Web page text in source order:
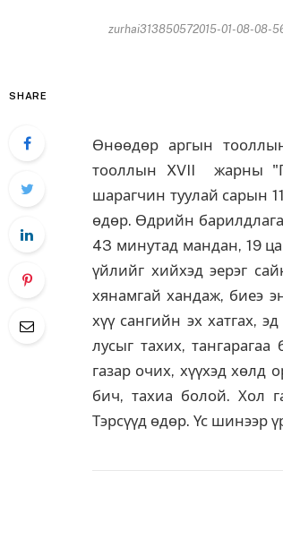
zurhai313850572015-01-08-08-
SHARE
Өнөөдөр аргын
тооллын XVII жарны
шарагчин туулай сарын
өдөр. Өдрийн барилдлага
43 минутад мандан, 19
үйлийг хийхэд эерэг
хянамгай хандаж, биеэ
хүү сангийн эх хатгах,
лусыг тахих, тангарагаа
газар очих, хүүхэд хөлд
бич, тахиа болой. Хол
Тэрсүүд өдөр. Үс шинээр